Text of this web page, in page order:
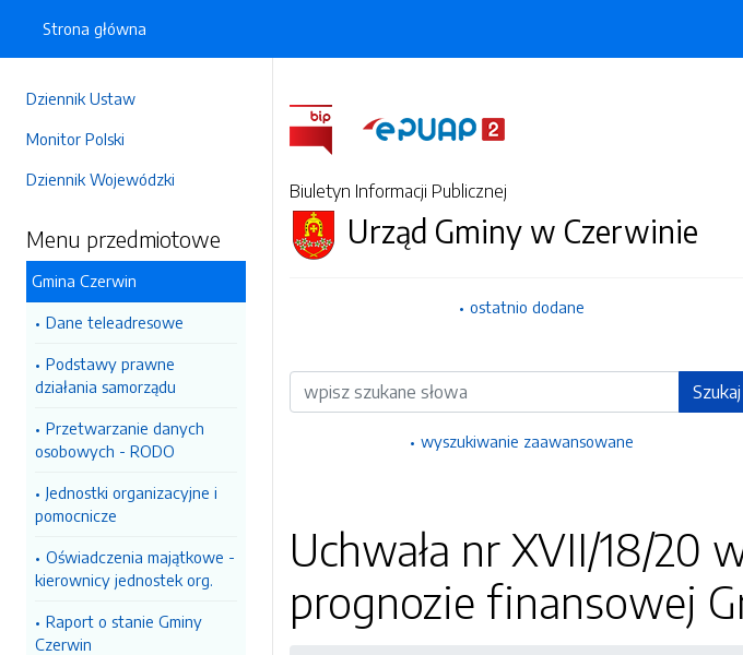
Dziennik Ustaw
Monitor Polski
Dziennik Wojewódzki
Menu przedmiotowe
Gmina Czerwin
Dane teleadresowe
Podstawy prawne
działania samorządu
Przetwarzanie danych
osobowych - RODO
Jednostki organizacyjne i
pomocnicze
Oświadczenia majątkowe -
kierownicy jednostek org.
Raport o stanie Gminy
Czerwin
Strona główna
Biuletyn Informacji Publicznej
Urząd Gminy w Czerwinie
ostatnio dodane
Wyszukiwarka Szukaj
wyszukiwanie zaawansowane
Uchwała nr XVII/18/
prognozie finansowej